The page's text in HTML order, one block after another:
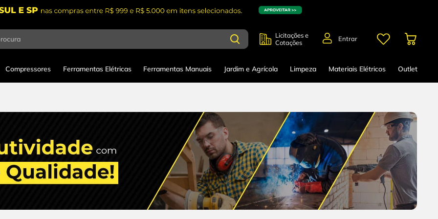
Licitações e
Cotações
Entrar
Compressores Ferramentas Elétricas Ferramentas Manuais Jardim e Agrícola Limpeza Materiais Elétricos Outlet